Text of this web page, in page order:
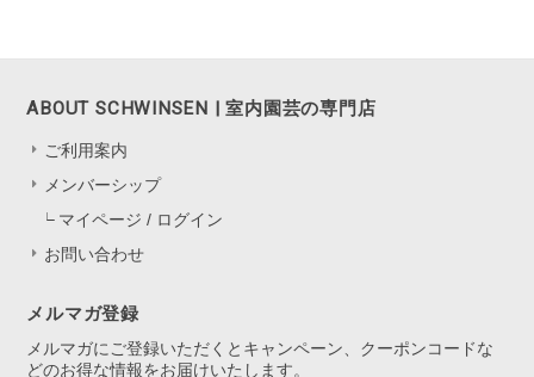
ABOUT SCHWINSEN | 室内園芸の専門店
ご利用案内
メンバーシップ
マイページ / ログイン
お問い合わせ
メルマガ登録
メルマガにご登録いただくとキャンペーン、クーポンコードな
どのお得な情報をお届けいたします。